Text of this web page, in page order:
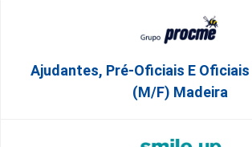
Ajudantes, Pré-Oficiais E
(m/f) Madeira